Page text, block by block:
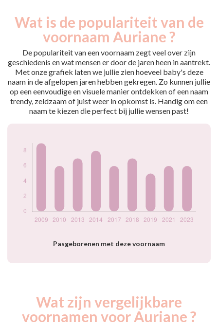
Wat is de populariteit van de
voornaam Auriane ?
De populariteit van een voornaam zegt veel over zijn
geschiedenis en wat mensen er door de jaren heen in aantrekt.
Met onze grafiek laten we jullie zien hoeveel baby's deze
naam in de afgelopen jaren hebben gekregen. Zo kunnen jullie
op een eenvoudige en visuele manier ontdekken of een naam
trendy, zeldzaam of juist weer in opkomst is. Handig om een
naam te kiezen die perfect bij jullie wensen past!
Pasgeborenen met deze voornaam
Popularité du
prénom Auriane
par année
Année
Nouveaux-
nés
2010
6
2013
7
2014
8
2017
6
2018
7
2019
5
6
Wat zijn vergelijkbare
voornamen voor Auriane ?